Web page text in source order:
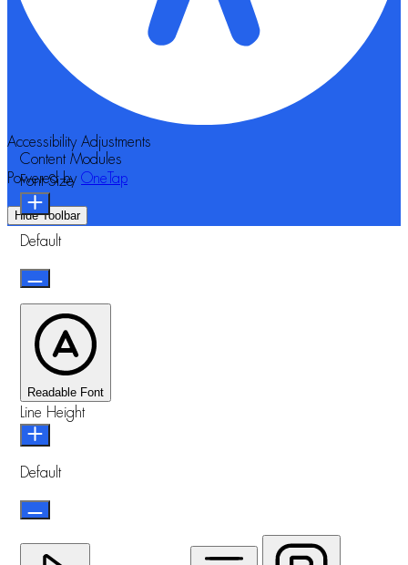
Accessibility Adjustments
Powered by OneTap
Hide Toolbar
Content Modules
Font Size
Default
Readable Font
Line Height
Default